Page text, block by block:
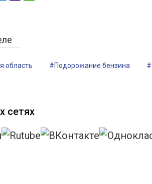
область #Подорожание бензина
сетях